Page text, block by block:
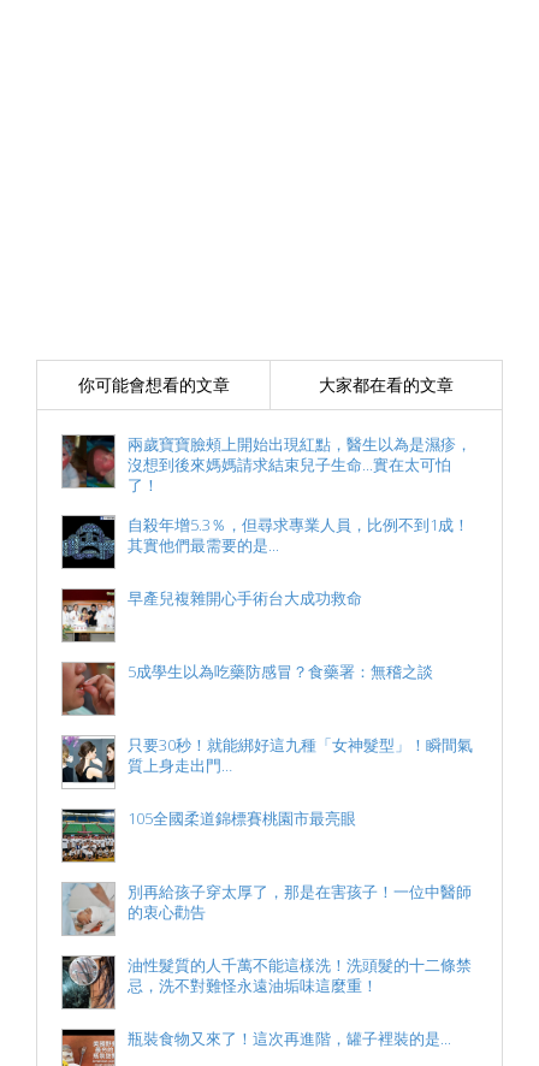
你可能會想看的文章 大家都在看的文章
兩歲寶寶臉頰上開始出現紅點，醫生以為是濕疹，
沒想到後來媽媽請求結束兒子生命...實在太可怕
了！
自殺年增5.3％，但尋求專業人員，比例不到1成！
其實他們最需要的是...
早產兒複雜開心手術台大成功救命
5成學生以為吃藥防感冒？食藥署：無稽之談
只要30秒！就能綁好這九種「女神髮型」！瞬間氣
質上身走出門…
105全國柔道錦標賽桃園市最亮眼
別再給孩子穿太厚了，那是在害孩子！一位中醫師
的衷心勸告
油性髮質的人千萬不能這樣洗！洗頭髮的十二條禁
忌，洗不對難怪永遠油垢味這麼重！
瓶裝食物又來了！這次再進階，罐子裡裝的是...